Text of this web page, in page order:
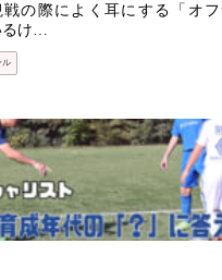
の際によく耳にする「オ
け…
ル